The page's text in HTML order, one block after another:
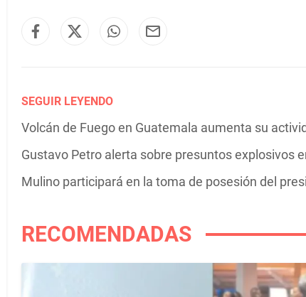
SEGUIR LEYENDO
Volcán de Fuego en Guatemala aumenta su
Gustavo Petro alerta sobre presuntos explosivos
Mulino participará en la toma de posesión del
RECOMENDADAS